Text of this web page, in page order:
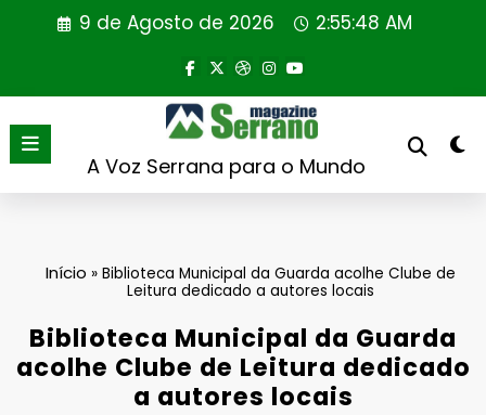
9 de Agosto de 2026 2:55:49 AM
A Voz Serrana para o Mundo
Início » Biblioteca Municipal da Guarda acolhe Clube de
Leitura dedicado a autores locais
Biblioteca Municipal da Guarda
acolhe Clube de Leitura dedicado
a autores locais